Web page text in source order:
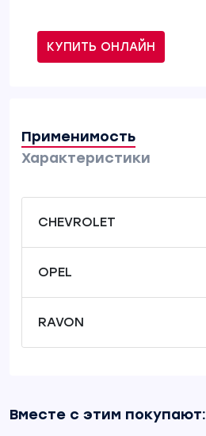
КУПИТЬ ОНЛАЙН
Применимость
Характеристики
CHEVROLET
OPEL
RAVON
Вместе с этим покупают: